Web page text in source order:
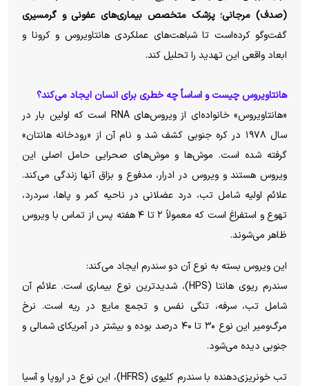
(صدف) مرجانی؛ پزشک متخصص بیماری‌های عفونی و گرمسیری
گفت‌وگو کرده‌است تا شباهت‌های عملکردی هانتاویروس و کرونا و
ابعاد واقعی این تهدید را تحلیل کند.
هانتاویروس چیست و اساساً چه خطری برای انسان ایجاد می‌کند؟
«هانتاویروس» خانواده‌ای از ویروس‌های RNA است که اولین بار در
سال ۱۹۷۸ در کره جنوبی کشف شد و نام آن از «رودخانه هانتان»
گرفته شده است. موش‌ها و موش‌های صحرایی حامل اصلی این
ویروس هستند و ویروس در ادرار، مدفوع و بزاق آنها زندگی می‌کند.
علائم اولیه شامل تب، درد عضلانی در ناحیه کمر و پاها، سردرد،
تهوع و استفراغ است که معمولاً ۲ تا ۴ هفته پس از تماس با ویروس
ظاهر می‌شوند.
این ویروس بسته به نوع آن دو سندرم ایجاد می‌کند:
سندرم ریوی هانتا (HPS)، شدیدترین نوع بیماری است. علائم آن
شامل تب، سرفه، تنگی نفس و تجمع مایع در ریه است. نرخ
مرگ‌ومیر این نوع ۳۰ تا ۴۰ درصد بوده و بیشتر در آمریکای شمالی و
جنوبی دیده می‌شود.
تب خونریزی‌دهنده با سندرم کلیوی (HFRS)، این نوع در اروپا و آسیا